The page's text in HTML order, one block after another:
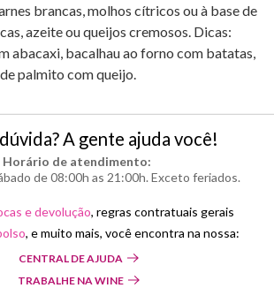
brancas, molhos cítricos ou à base de
azeite ou queijos cremosos. Dicas:
abacaxi, bacalhau ao forno com batatas,
palmito com queijo.
A gente ajuda você!
Horário de atendimento:
de 08:00h as 21:00h. Exceto feriados.
e devolução, regras contratuais gerais
, e muito mais, você encontra na nossa:
CENTRAL DE AJUDA
TRABALHE NA WINE